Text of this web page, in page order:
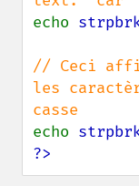
echo
// Ceci
les
echo
?>